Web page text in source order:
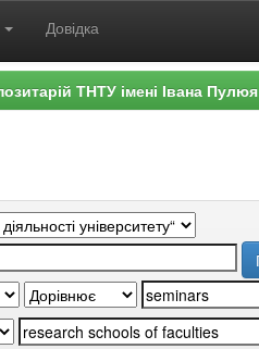
Довідка
ТНТУ імені Івана Пулюя